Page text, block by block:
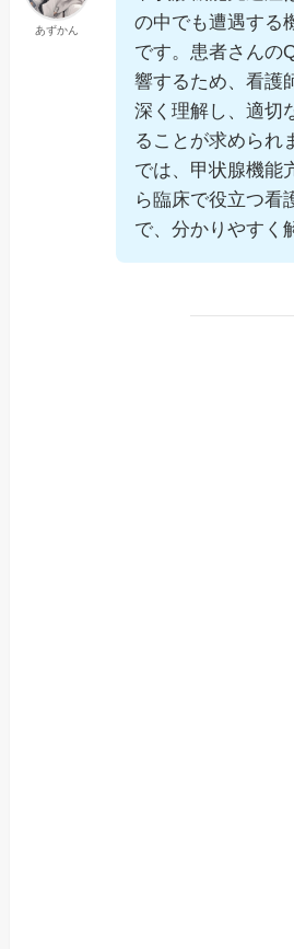
あずかん
の中でも遭遇する
です。患者さんの
響するため、看護
深く理解し、適切
ることが求められ
では、甲状腺機能
ら臨床で役立つ看
で、分かりやすく